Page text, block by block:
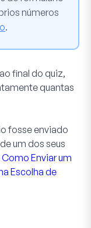
números
.
final do quiz,
quantas
fosse enviado
um dos seus
Como Enviar um
Escolha de